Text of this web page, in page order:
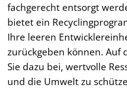
fachgerecht entsorgt
bietet ein
Ihre leeren
zurückgeben können. Auf
Sie dazu bei, wertvolle
und die Umwelt zu